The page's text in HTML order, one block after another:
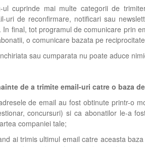
ul cuprinde mai multe categorii de
uri de reconfirmare, notificari sau
In final, tot programul de comunicare prin
o comunicare bazata pe
sau cumparata nu poate aduce
de a trimite email-uri catre o baza
de email au fost obtinute printr-o
concursuri) si ca abonatilor le-a
companiei tale;
ai trimis ultimul email catre aceasta